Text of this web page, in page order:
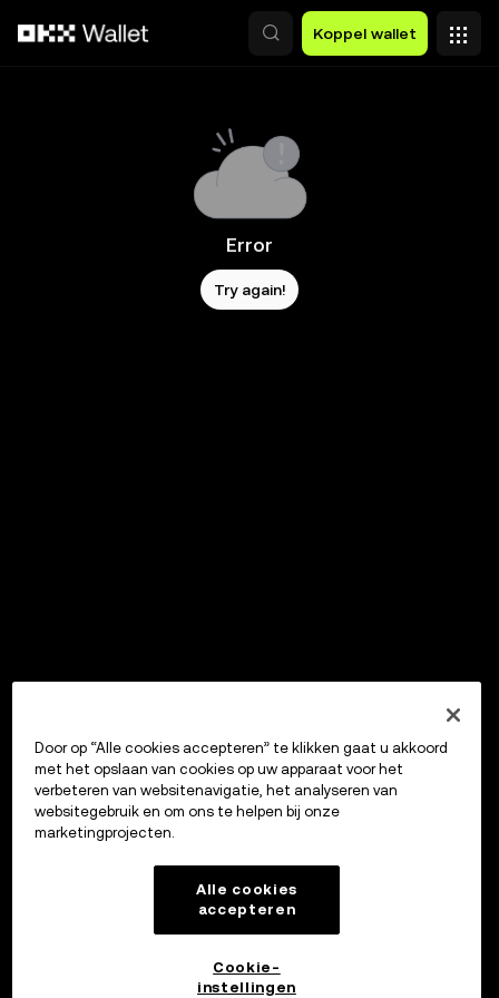
Koppel wallet
Error
Try again!
Door op “Alle cookies accepteren” te klikken gaat u akkoord
met het opslaan van cookies op uw apparaat voor het
verbeteren van websitenavigatie, het analyseren van
websitegebruik en om ons te helpen bij onze
marketingprojecten.
Alle cookies
accepteren
Cookie-
instellingen